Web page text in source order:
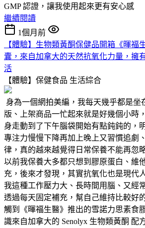
GMP 認證，讓我使用起來更有安心感
繼續閱讀
1個月前
【體驗】生物類黃酮保健品開箱《暉福
囊，來自加拿大的天然抗氧化力量，擁
活
【體驗】保健食品 生活綜合
身為一個網拍美編，我每天幾乎都是坐
版、上架商品一忙起來就是好幾個小時
身走動到了下午腦袋開始有點鈍鈍的，
專注力慢慢下降再加上晚上又習慣追劇
律，真的越來越覺得日常保養不能再忽
以前我保養大多都只想到膠原蛋白、維
充，後來才發現，其實抗氧化也是現代
我這種工作壓力大、長時間用腦、又經
透過每天固定補充，幫自己維持比較好
觸到《暉福生醫》推出的雪諾力思素食
識來自加拿大的 Senolyx 生物類黃酮 配